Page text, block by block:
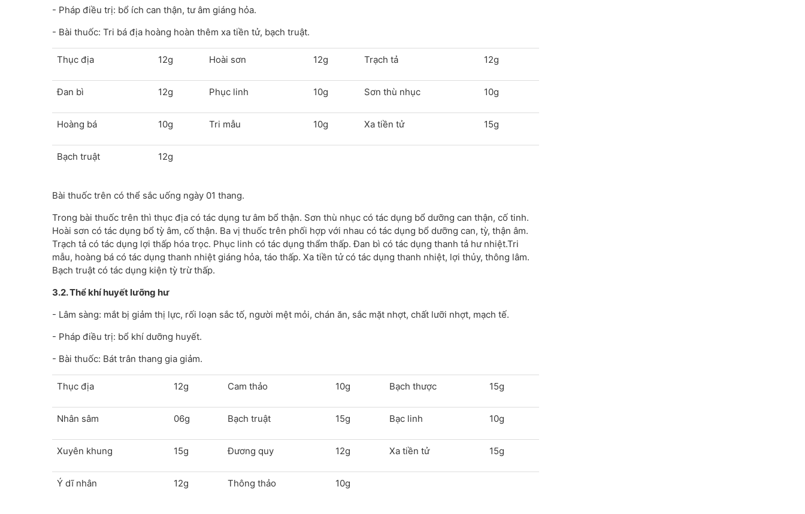
- Pháp điều trị: bổ ích can thận, tư âm giáng hỏa.
- Bài thuốc: Tri bá địa hoàng hoàn thêm xa tiền tử, bạch truật.
Thục địa 12g Hoài sơn 12g Trạch tả 12g
Đan bì 12g Phục linh 10g Sơn thù nhục 10g
Hoàng bá 10g Tri mẫu 10g Xa tiền tử 15g
Bạch truật 12g
Bài thuốc trên có thể sắc uống ngày 01 thang.
Trong bài thuốc trên thì thục địa có tác dụng tư âm bổ thận. Sơn thù nhục có tác dụng bổ dưỡng can thận, cố tinh.
Hoài sơn có tác dụng bổ tỳ âm, cố thận. Ba vị thuốc trên phối hợp với nhau có tác dụng bổ dưỡng can, tỳ, thận âm.
Trạch tả có tác dụng lợi thấp hóa trọc. Phục linh có tác dụng thẩm thấp. Đan bì có tác dụng thanh tả hư nhiệt.Tri
mẫu, hoàng bá có tác dụng thanh nhiệt giáng hỏa, táo thấp. Xa tiền tử có tác dụng thanh nhiệt, lợi thủy, thông lâm.
Bạch truật có tác dụng kiện tỳ trừ thấp.
3.2. Thể khí huyết lưỡng hư
- Lâm sàng: mắt bị giảm thị lực, rối loạn sắc tố, người mệt mỏi, chán ăn, sắc mặt nhợt, chất lưỡi nhợt, mạch tế.
- Pháp điều trị: bổ khí dưỡng huyết.
- Bài thuốc: Bát trân thang gia giảm.
Thục địa 12g Cam thảo 10g Bạch thược 15g
Nhân sâm 06g Bạch truật 15g Bạc linh 10g
Xuyên khung 15g Đương quy 12g Xa tiền tử 15g
Ý dĩ nhân 12g Thông thảo 10g